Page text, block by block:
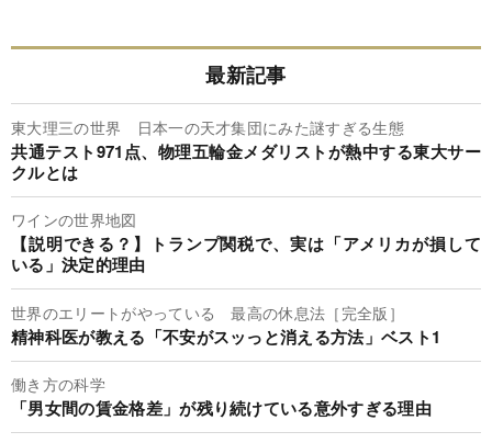
最新記事
東大理三の世界 日本一の天才集団にみた謎すぎる生態
共通テスト971点、物理五輪金メダリストが熱中する東大サー
クルとは
ワインの世界地図
【説明できる？】トランプ関税で、実は「アメリカが損して
いる」決定的理由
世界のエリートがやっている 最高の休息法［完全版］
精神科医が教える「不安がスッっと消える方法」ベスト1
働き方の科学
「男女間の賃金格差」が残り続けている意外すぎる理由